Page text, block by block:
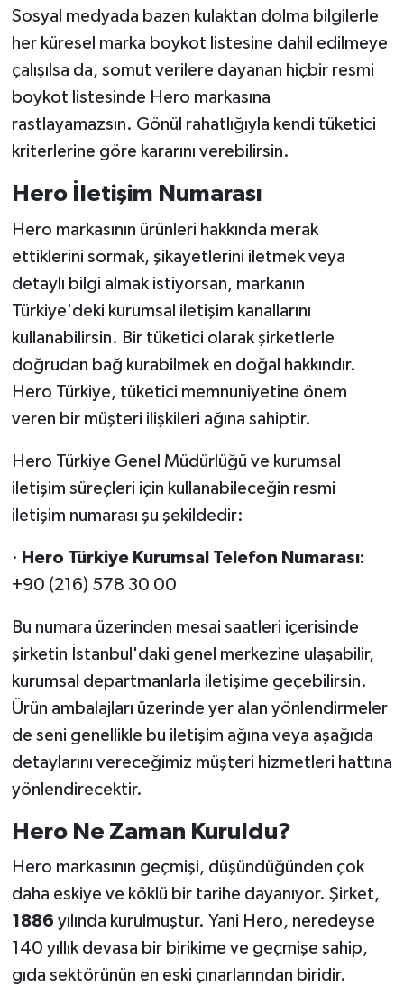
Sosyal medyada bazen kulaktan dolma bilgilerle
her küresel marka boykot listesine dahil edilmeye
çalışılsa da, somut verilere dayanan hiçbir resmi
boykot listesinde Hero markasına
rastlayamazsın. Gönül rahatlığıyla kendi tüketici
kriterlerine göre kararını verebilirsin.
Hero İletişim Numarası
Hero markasının ürünleri hakkında merak
ettiklerini sormak, şikayetlerini iletmek veya
detaylı bilgi almak istiyorsan, markanın
Türkiye'deki kurumsal iletişim kanallarını
kullanabilirsin. Bir tüketici olarak şirketlerle
doğrudan bağ kurabilmek en doğal hakkındır.
Hero Türkiye, tüketici memnuniyetine önem
veren bir müşteri ilişkileri ağına sahiptir.
Hero Türkiye Genel Müdürlüğü ve kurumsal
iletişim süreçleri için kullanabileceğin resmi
iletişim numarası şu şekildedir:
· Hero Türkiye Kurumsal Telefon Numarası:
+90 (216) 578 30 00
Bu numara üzerinden mesai saatleri içerisinde
şirketin İstanbul'daki genel merkezine ulaşabilir,
kurumsal departmanlarla iletişime geçebilirsin.
Ürün ambalajları üzerinde yer alan yönlendirmeler
de seni genellikle bu iletişim ağına veya aşağıda
detaylarını vereceğimiz müşteri hizmetleri hattına
yönlendirecektir.
Hero Ne Zaman Kuruldu?
Hero markasının geçmişi, düşündüğünden çok
daha eskiye ve köklü bir tarihe dayanıyor. Şirket,
1886 yılında kurulmuştur. Yani Hero, neredeyse
140 yıllık devasa bir birikime ve geçmişe sahip,
gıda sektörünün en eski çınarlarından biridir.